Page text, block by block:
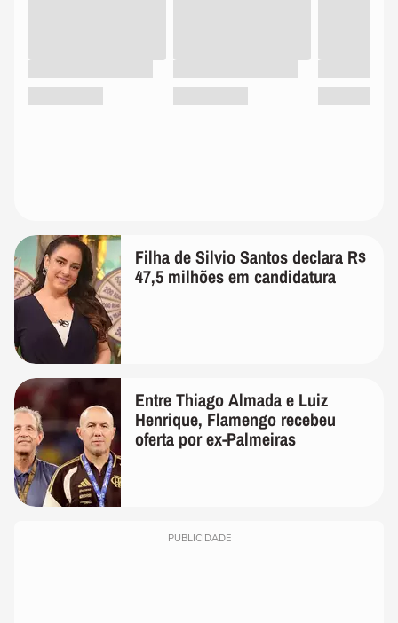
Filha de Silvio Santos declara R$
47,5 milhões em candidatura
Entre Thiago Almada e Luiz
Henrique, Flamengo recebeu
oferta por ex-Palmeiras
PUBLICIDADE